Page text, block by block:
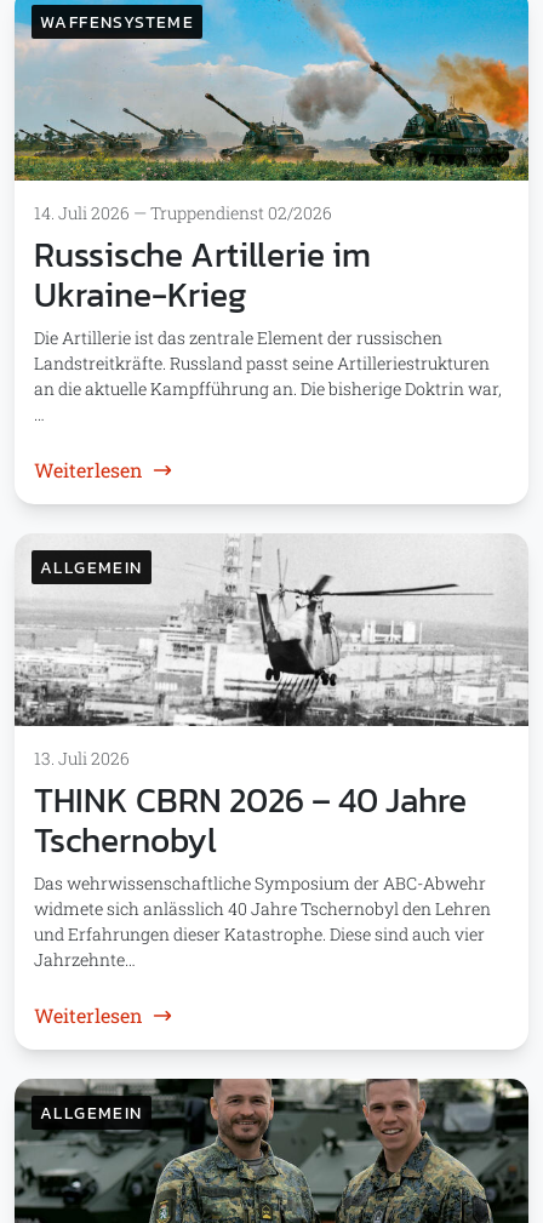
WAFFENSYSTEME
14. Juli 2026 — Truppendienst 02/2026
Russische Artillerie im
Ukraine-Krieg
Die Artillerie ist das zentrale Element der russischen
Landstreitkräfte. Russland passt seine Artilleriestrukturen
an die aktuelle Kampfführung an. Die bisherige Doktrin war,
…
Weiterlesen : Russische Artillerie im Ukraine-Krieg
ALLGEMEIN
13. Juli 2026
THINK CBRN 2026 – 40 Jahre
Tschernobyl
Das wehrwissenschaftliche Symposium der ABC-Abwehr
widmete sich anlässlich 40 Jahre Tschernobyl den Lehren
und Erfahrungen dieser Katastrophe. Diese sind auch vier
Jahrzehnte…
Weiterlesen : THINK CBRN 2026 – 40 Jahre Tschernobyl
ALLGEMEIN